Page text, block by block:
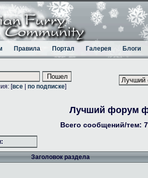
Правила Портал Галерея Блоги
[все по подписке]
Лучший форум
Всего сообщений/тем:
Заголовок раздела